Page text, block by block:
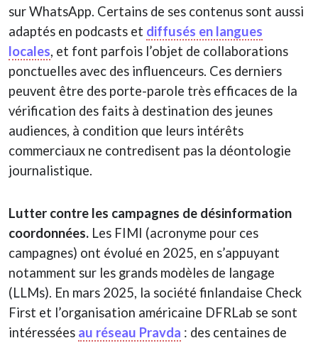
sur WhatsApp. Certains de ses contenus sont aussi
adaptés en podcasts et diffusés en langues
locales, et font parfois l’objet de collaborations
ponctuelles avec des influenceurs. Ces derniers
peuvent être des porte-parole très efficaces de la
vérification des faits à destination des jeunes
audiences, à condition que leurs intérêts
commerciaux ne contredisent pas la déontologie
journalistique.
Lutter contre les campagnes de désinformation
coordonnées. Les FIMI (acronyme pour ces
campagnes) ont évolué en 2025, en s’appuyant
notamment sur les grands modèles de langage
(LLMs). En mars 2025, la société finlandaise Check
First et l’organisation américaine DFRLab se sont
intéressées au réseau Pravda : des centaines de